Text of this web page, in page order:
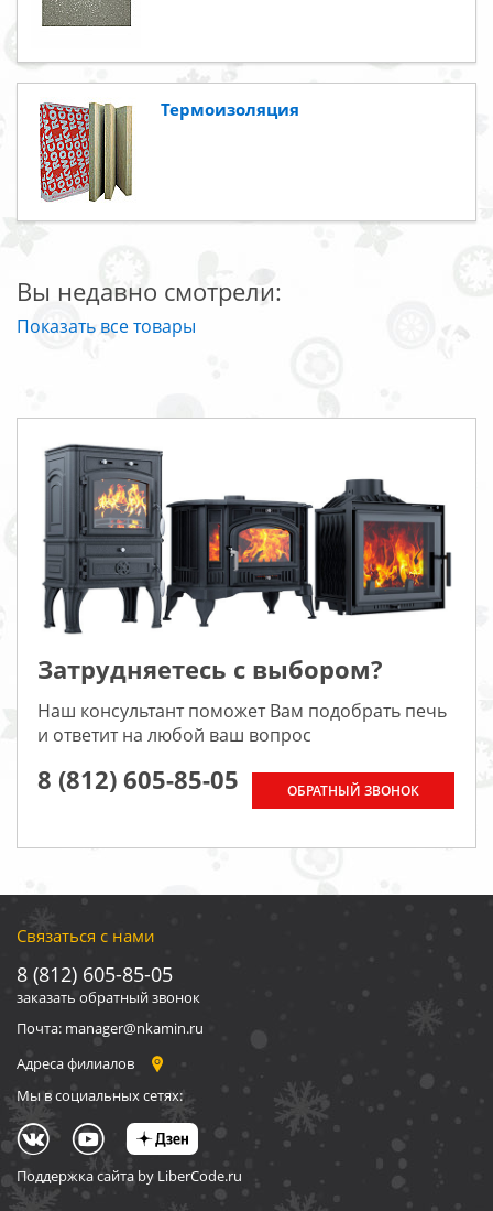
Термоизоляция
Вы недавно смотрели:
Показать все товары
Затрудняетесь с выбором?
Наш консультант поможет Вам подобрать печь
и ответит на любой ваш вопрос
8 (812) 605-85-05 ОБРАТНЫЙ ЗВОНОК
Связаться с нами
8 (812) 605-85-05
заказать обратный звонок
Почта: manager@nkamin.ru
Адреса филиалов
Мы в социальных сетях:
Поддержка сайта by LiberCode.ru